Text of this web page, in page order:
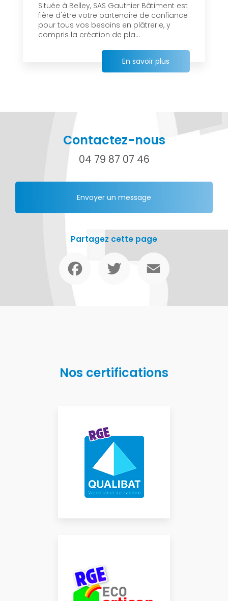
Située à Belley, SAS Gauthier Bâtiment est
fière d'être votre partenaire de confiance
pour tous vos besoins en plâtrerie, y
compris la création de pla...
En savoir plus
Contactez-nous
04 79 87 07 46
Envoyer un message
Partagez cette page
Facebook Twitter
Nos certifications